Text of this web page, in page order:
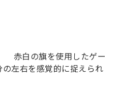
白の旗を使用したゲー
左右を感覚的に捉えられ